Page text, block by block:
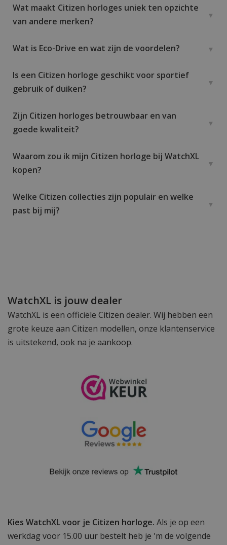
Wat maakt Citizen horloges uniek ten opzichte
van andere merken?
Wat is Eco-Drive en wat zijn de voordelen?
Is een Citizen horloge geschikt voor sportief
gebruik of duiken?
Zijn Citizen horloges betrouwbaar en van
goede kwaliteit?
Waarom zou ik mijn Citizen horloge bij WatchXL
kopen?
Welke Citizen collecties zijn populair en welke
past bij mij?
WatchXL is jouw dealer
WatchXL is een officiële Citizen dealer. Wij hebben een
grote keuze aan Citizen modellen, onze klantenservice
is uitstekend, ook na je aankoop.
Kies WatchXL voor je Citizen horloge. Als je op een
werkdag voor 15.00 uur bestelt heb je 'm de volgende